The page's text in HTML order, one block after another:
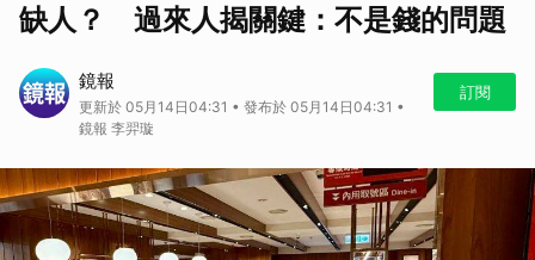
缺人？ 過來人揭關鍵：不是錢的問題
鏡報
更新於 05月14日04:31 • 發布於 05月14日04:31 •
鏡報 李羿璇
訂閱